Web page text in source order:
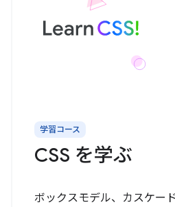
学習コース
CSS を学ぶ
ボックスモデル、カスケー